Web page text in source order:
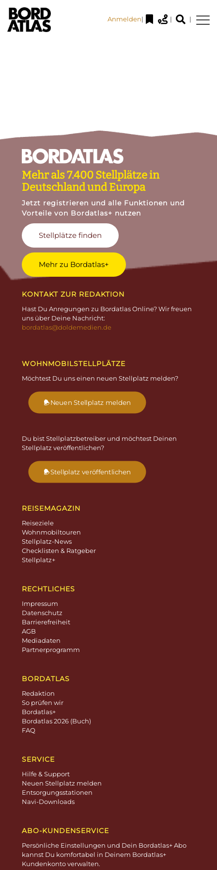
Anmelden| | |
Mehr als 7.400 Stellplätze in
Deutschland und Europa
Jetzt registrieren und alle Funktionen und
Vorteile von Bordatlas+ nutzen
Stellplätze finden
Mehr zu Bordatlas+
KONTAKT ZUR REDAKTION
Hast Du Anregungen zu Bordatlas Online? Wir freuen
uns über Deine Nachricht:
bordatlas@doldemedien.de
WOHNMOBILSTELLPLÄTZE
Möchtest Du uns einen neuen Stellplatz melden?
Neuen Stellplatz melden
Du bist Stellplatzbetreiber und möchtest Deinen
Stellplatz veröffentlichen?
Stellplatz veröffentlichen
REISEMAGAZIN
Reiseziele
Wohnmobiltouren
Stellplatz-News
Checklisten & Ratgeber
Stellplatz+
RECHTLICHES
Impressum
Datenschutz
Barrierefreiheit
AGB
Mediadaten
Partnerprogramm
BORDATLAS
Redaktion
So prüfen wir
Bordatlas+
Bordatlas 2026 (Buch)
FAQ
SERVICE
Hilfe & Support
Neuen Stellplatz melden
Entsorgungsstationen
Navi-Downloads
ABO-KUNDENSERVICE
Persönliche Einstellungen und Dein Bordatlas+ Abo
kannst Du komfortabel in Deinem Bordatlas+
Kundenkonto verwalten.